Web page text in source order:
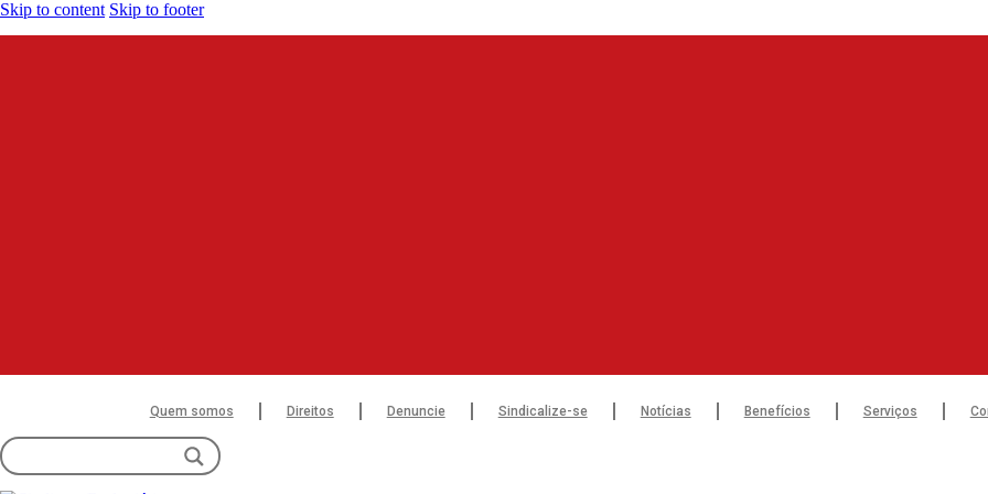
Skip to content Skip to footer
Quem somos Direitos Denuncie Sindicalize-se Notícias Benefícios Serviços